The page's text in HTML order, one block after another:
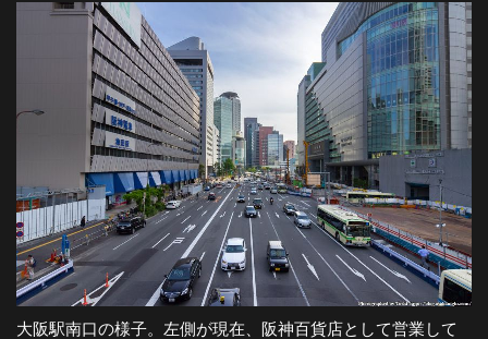
大阪駅南口の様子。左側が現在、阪神百貨店として営業して